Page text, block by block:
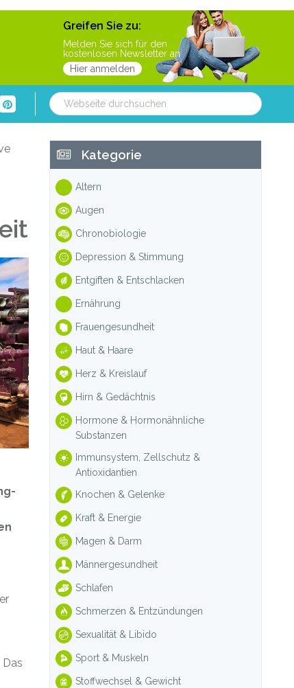
Greifen Sie zu:
Melden Sie sich für den
kostenlosen Newsletter an
Hier anmelden
Webseite
durchsuchen
Haupt-
Sidebar
Kategorie
Altern
Augen
Chronobiologie
Depression & Stimmung
Entgiften & Entschlacken
Ernährung
Frauengesundheit
Haut & Haare
Herz & Kreislauf
Hirn & Gedächtnis
Hormone & Hormonähnliche
Substanzen
Immunsystem, Zellschutz &
Antioxidantien
Knochen & Gelenke
Kraft & Energie
Magen & Darm
Männergesundheit
Schlafen
Schmerzen & Entzündungen
Sexualität & Libido
Sport & Muskeln
Stoffwechsel & Gewicht